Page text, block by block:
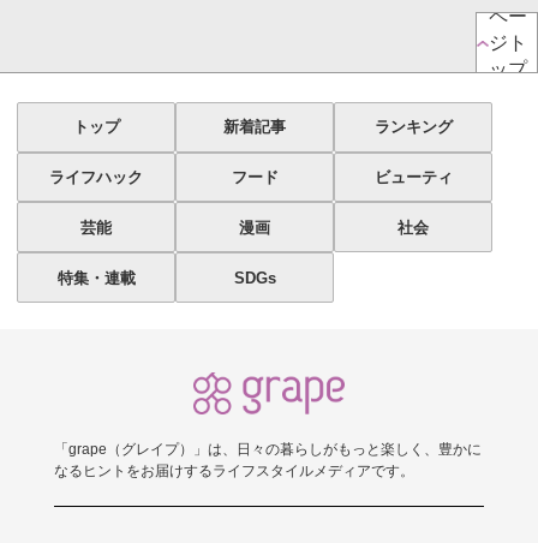
ペー
ジト
ップ
トップ 新着記事 ランキング
ライフハック フード ビューティ
芸能 漫画 社会
特集・連載 SDGs
「grape（グレイプ）」は、日々の暮らしがもっと楽しく、豊かに
なるヒントをお届けするライフスタイルメディアです。